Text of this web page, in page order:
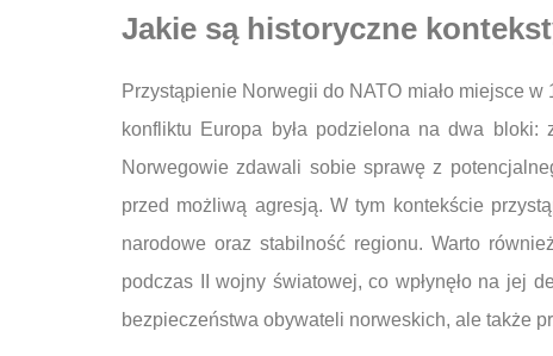
Jakie są historyczne
Przystąpienie Norwegii do NATO miało miejsce
konfliktu Europa była podzielona na dwa bloki:
Norwegowie zdawali sobie sprawę z
przed możliwą agresją. W tym kontekście
narodowe oraz stabilność regionu. Warto
podczas II wojny światowej, co wpłynęło na jej
bezpieczeństwa obywateli norweskich, ale także